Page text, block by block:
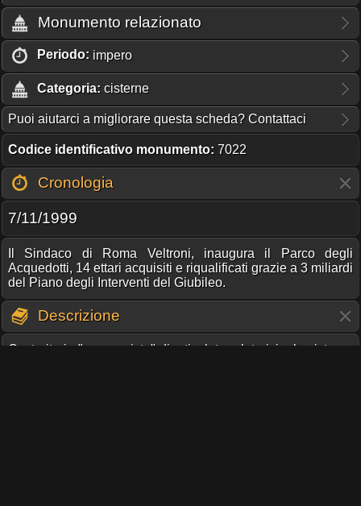
Monumento relazionato
Periodo: impero
Categoria: cisterne
Puoi aiutarci a migliorare questa scheda? Contattaci
Codice identificativo monumento: 7022
Cronologia
7/11/1999
Il Sindaco di Roma Veltroni, inaugura il Parco degli
Acquedotti, 14 ettari acquisiti e riqualificati grazie a 3 miliardi
del Piano degli Interventi del Giubileo.
Descrizione
Costruita in "opera mista" di reticolato e laterizio; la cisterna